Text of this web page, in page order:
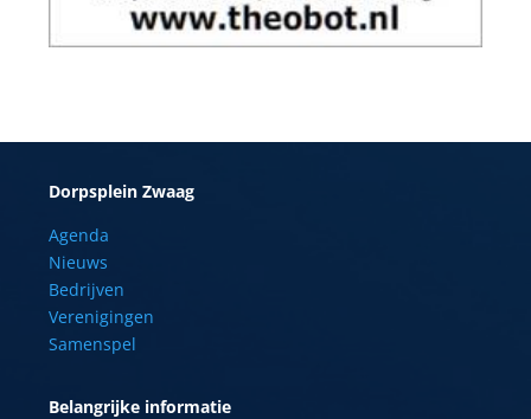
Dorpsplein Zwaag
Agenda
Nieuws
Bedrijven
Verenigingen
Samenspel
Belangrijke informatie